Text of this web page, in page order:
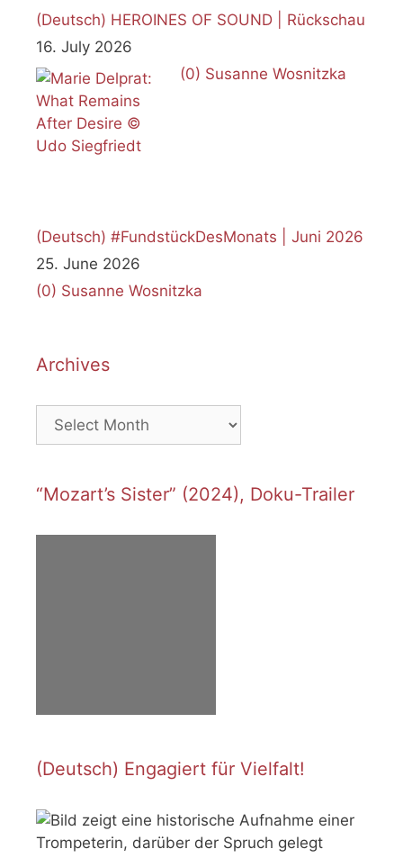
(Deutsch) HEROINES OF SOUND | Rückschau
16. July 2026
(0) Susanne Wosnitzka
(Deutsch) #FundstückDesMonats | Juni 2026
25. June 2026
(0) Susanne Wosnitzka
Archives
Archives
“Mozart’s Sister” (2024), Doku-Trailer
(Deutsch) Engagiert für Vielfalt!